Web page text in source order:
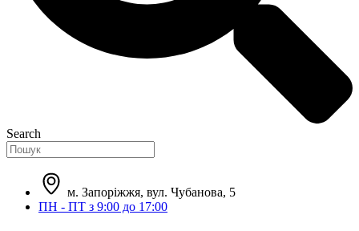
Search
м. Запоріжжя, вул. Чубанова, 5
ПН - ПТ з 9:00 до 17:00